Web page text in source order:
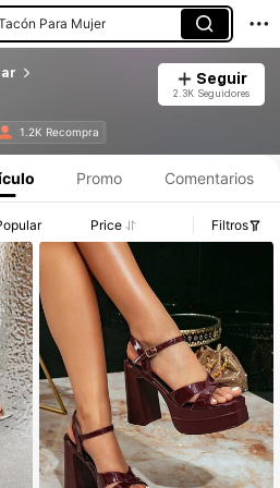
Para Mujer
Seguir
2.3K Seguidores
1.2K Recompra
Promo Comentarios
Price Filtros